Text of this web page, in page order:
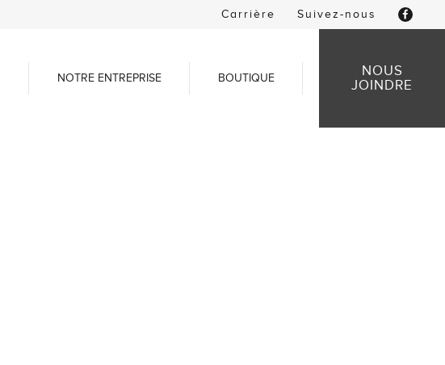
Carrière Suivez-nous
NOTRE ENTREPRISE BOUTIQUE
NOUS
JOINDRE